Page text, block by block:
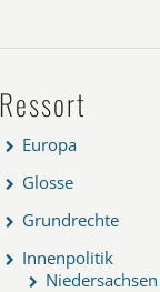
Ressort
Europa
Glosse
Grundrechte
Innenpolitik
Niedersachsen